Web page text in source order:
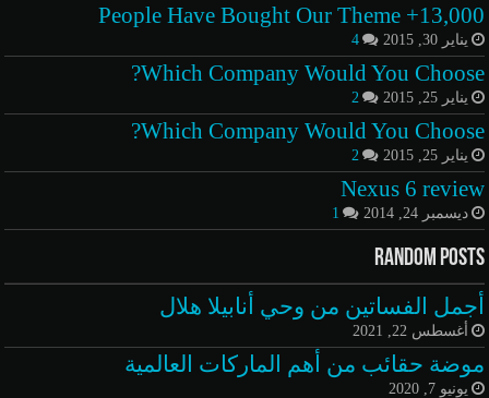
13,000+ People Have Bought Our Theme
يناير 30, 2015 4
Which Company Would You Choose?
يناير 25, 2015 2
Which Company Would You Choose?
يناير 25, 2015 2
Nexus 6 review
ديسمبر 24, 2014 1
Random Posts
أجمل الفساتين من وحي أنابيلا هلال
أغسطس 22, 2021
موضة حقائب من أهم الماركات العالمية
يونيو 7, 2020